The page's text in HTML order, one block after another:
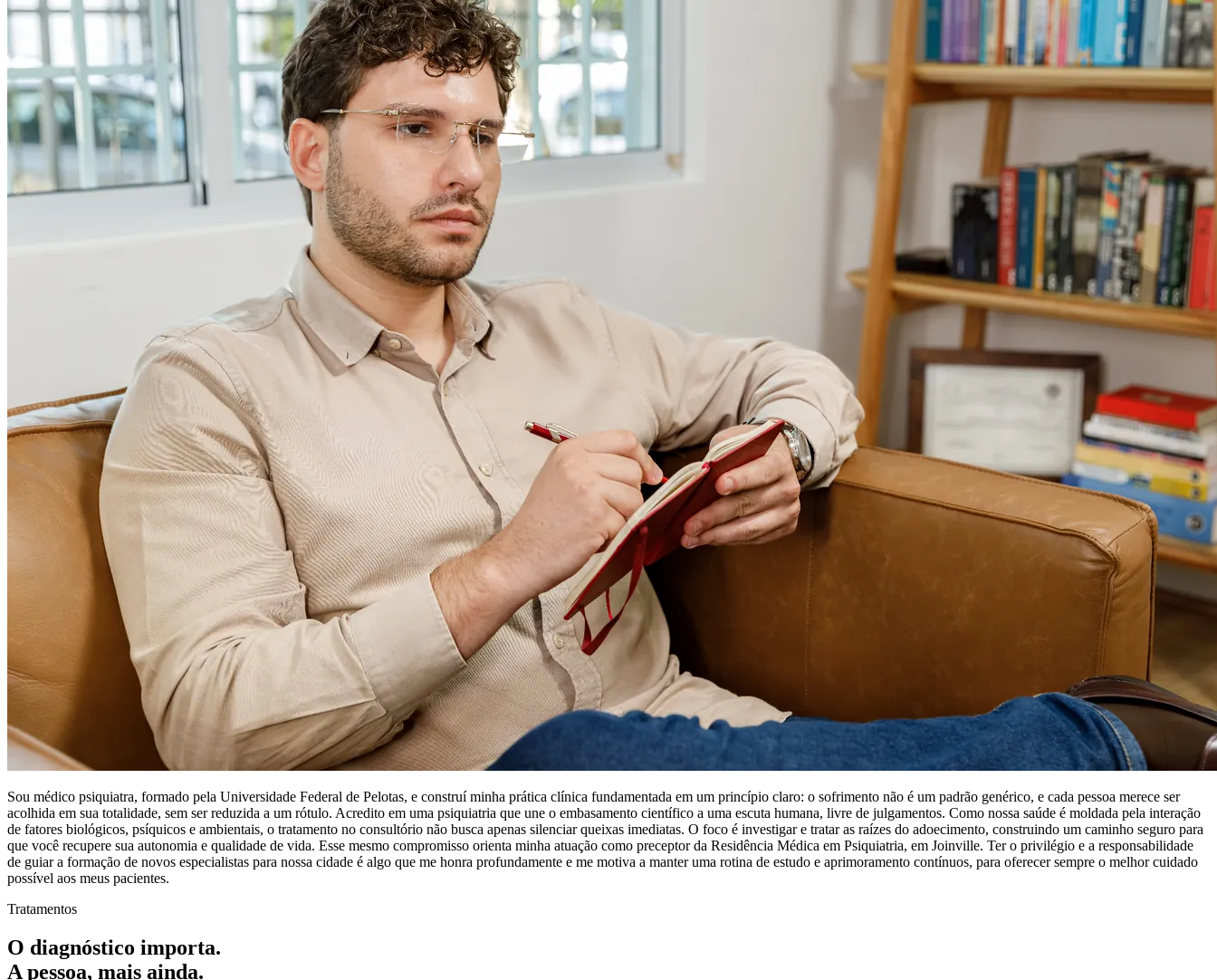
Sou médico psiquiatra, formado pela Universidade Federal de Pelotas, e construí minha prática clínica fundamentada em um princípio claro: o sofrimento não é um padrão genérico, e cada pessoa merece ser
acolhida em sua totalidade, sem ser reduzida a um rótulo. Acredito em uma psiquiatria que une o embasamento científico a uma escuta humana, livre de julgamentos. Como nossa saúde é moldada pela interação
de fatores biológicos, psíquicos e ambientais, o tratamento no consultório não busca apenas silenciar queixas imediatas. O foco é investigar e tratar as raízes do adoecimento, construindo um caminho seguro para
que você recupere sua autonomia e qualidade de vida. Esse mesmo compromisso orienta minha atuação como preceptor da Residência Médica em Psiquiatria, em Joinville. Ter o privilégio e a responsabilidade
de guiar a formação de novos especialistas para nossa cidade é algo que me honra profundamente e me motiva a manter uma rotina de estudo e aprimoramento contínuos, para oferecer sempre o melhor cuidado
possível aos meus pacientes.
Tratamentos
O diagnóstico importa.
A pessoa, mais ainda.